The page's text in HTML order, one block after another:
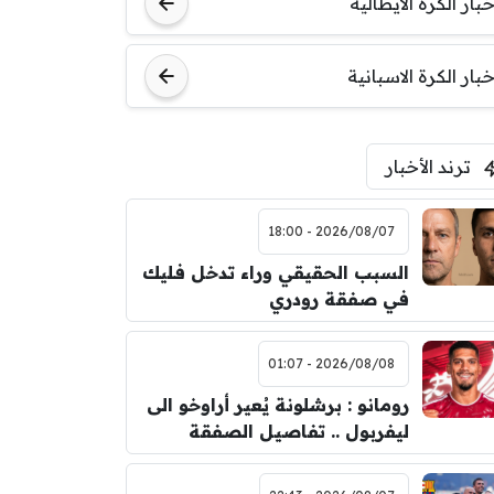
اودينيزي برشلونة
الكرة الاسبانية
ترند الأخبار
2026/08/07 - 18:00
السبب الحقيقي وراء تدخل فليك
في صفقة رودري
2026/08/08 - 01:07
رومانو : برشلونة يُعير أراوخو الى
ليفربول .. تفاصيل الصفقة